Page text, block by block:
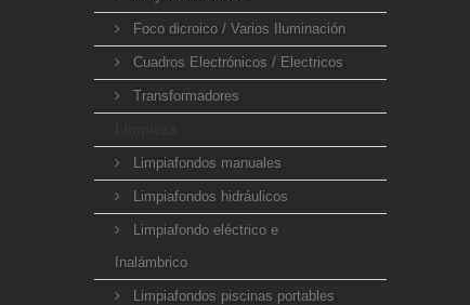
Foco dicroico / Varios Iluminación
Cuadros Electrónicos / Electricos
Transformadores
Limpiafondos manuales
Limpiafondos hidráulicos
Limpiafondo eléctrico e
Inalámbrico
Limpiafondos piscinas portables